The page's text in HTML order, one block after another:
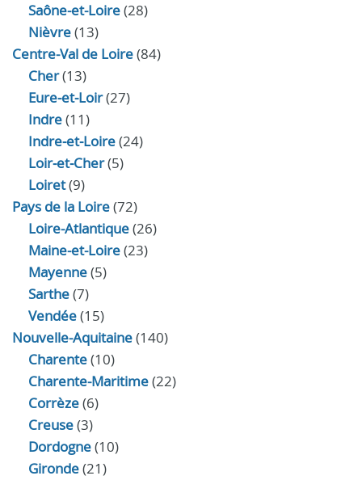
Saône-et-Loire(28)
Nièvre(13)
Centre-Val de Loire(84)
Cher(13)
Eure‑et‑Loir(27)
Indre(11)
Indre‑et‑Loire(24)
Loir‑et‑Cher(5)
Loiret(9)
Pays de la Loire(72)
Loire-Atlantique(26)
Maine-et-Loire(23)
Mayenne(5)
Sarthe(7)
Vendée(15)
Nouvelle-Aquitaine(140)
Charente(10)
Charente-Maritime(22)
Corrèze(6)
Creuse(3)
Dordogne(10)
Gironde(21)